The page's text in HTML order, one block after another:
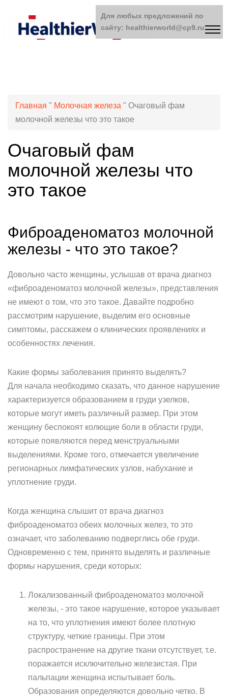
Главная " Молочная железа " Очаговый фам
молочной железы что это такое
Очаговый фам
молочной железы что
это такое
Фиброаденоматоз молочной
железы - что это такое?
Довольно часто женщины, услышав от врача диагноз
«фиброаденоматоз молочной железы», представления
не имеют о том, что это такое. Давайте подробно
рассмотрим нарушение, выделим его основные
симптомы, расскажем о клинических проявлениях и
особенностях лечения.
Какие формы заболевания принято выделять?
Для начала необходимо сказать, что данное нарушение
характеризуется образованием в груди узелков,
которые могут иметь различный размер. При этом
женщину беспокоят колющие боли в области груди,
которые появляются перед менструальными
выделениями. Кроме того, отмечается увеличение
регионарных лимфатических узлов, набухание и
уплотнение груди.
Когда женщина слышит от врача диагноз
фиброаденоматоз обеих молочных желез, то это
означает, что заболеванию подверглись обе груди.
Одновременно с тем, принято выделять и различные
формы нарушения, среди которых:
Локализованный фиброаденоматоз молочной
железы, - это такое нарушение, которое указывает
на то, что уплотнения имеют более плотную
структуру, четкие границы. При этом
распространение на другие ткани отсутствует, т.е.
поражается исключительно железистая. При
пальпации женщина испытывает боль.
Образования определяются довольно четко. В
Для любых предложений по
сайту: healthierworld@cp9.ru